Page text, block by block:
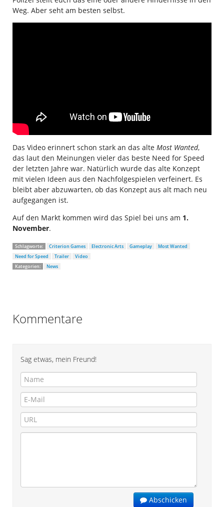
Weg. Aber seht am besten selbst.
Das Video erinnert schon stark an das alte Most Wanted,
das laut den Meinungen vieler das beste Need for Speed
der letzten Jahre war. Natürlich wurde das alte Konzept
mit vielen Ideen aus den Nachfolgespielen verfeinert. Es
bleibt aber abzuwarten, ob das Konzept aus alt mach neu
aufgegangen ist.
Auf den Markt kommen wird das Spiel bei uns am 1.
November.
Schlagworte: Criterion Games Electronic Arts Gameplay
Most Wanted
Need for Speed
Trailer
Video
Kategorien:
News
Kommentare
Sag etwas, mein Freund!
Abschicken